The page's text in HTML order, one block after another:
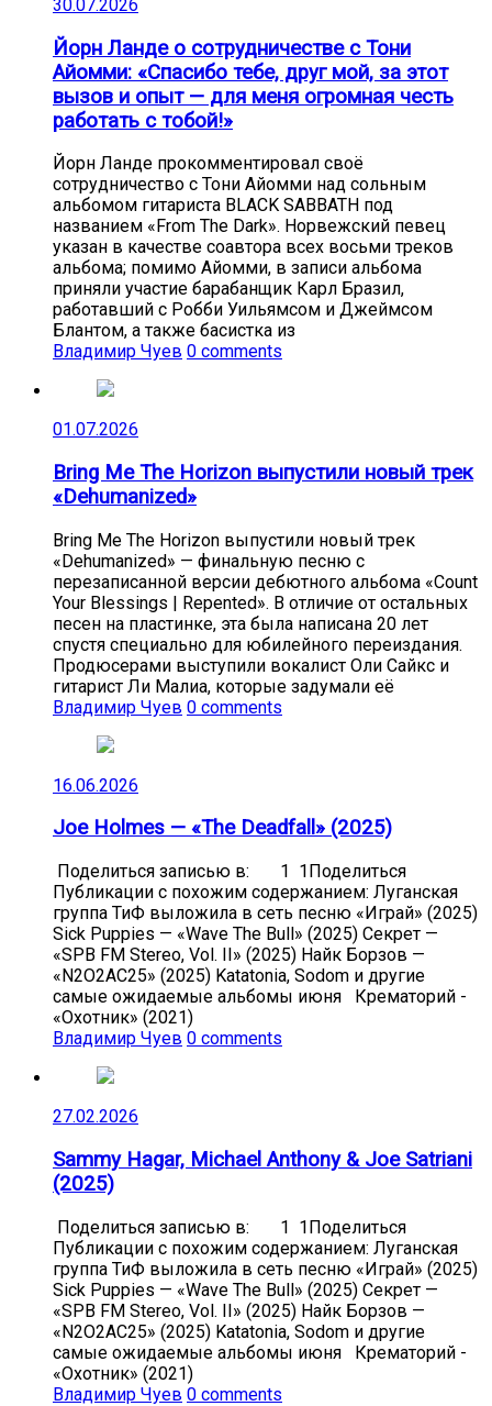
30.07.2026
Йорн Ланде о сотрудничестве с Тони
Айомми: «Спасибо тебе, друг мой, за этот
вызов и опыт — для меня огромная честь
работать с тобой!»
Йорн Ланде прокомментировал своё
сотрудничество с Тони Айомми над сольным
альбомом гитариста BLACK SABBATH под
названием «From The Dark». Норвежский певец
указан в качестве соавтора всех восьми треков
альбома; помимо Айомми, в записи альбома
приняли участие барабанщик Карл Бразил,
работавший с Робби Уильямсом и Джеймсом
Блантом, а также басистка из
Владимир Чуев 0 comments
01.07.2026
Bring Me The Horizon выпустили новый трек
«Dehumanized»
Bring Me The Horizon выпустили новый трек
«Dehumanized» — финальную песню с
перезаписанной версии дебютного альбома «Count
Your Blessings | Repented». В отличие от остальных
песен на пластинке, эта была написана 20 лет
спустя специально для юбилейного переиздания.
Продюсерами выступили вокалист Оли Сайкс и
гитарист Ли Малиа, которые задумали её
Владимир Чуев 0 comments
16.06.2026
Joe Holmes — «The Deadfall» (2025)
Поделиться записью в: 1 1Поделиться
Публикации с похожим содержанием: Луганская
группа ТиФ выложила в сеть песню «Играй» (2025)
Sick Puppies — «Wave The Bull» (2025) Секрет —
«SPB FM Stereo, Vol. II» (2025) Найк Борзов —
«N2O2AC25» (2025) Katatonia, Sodom и другие
самые ожидаемые альбомы июня Крематорий -
«Охотник» (2021)
Владимир Чуев 0 comments
27.02.2026
Sammy Hagar, Michael Anthony & Joe Satriani
(2025)
Поделиться записью в: 1 1Поделиться
Публикации с похожим содержанием: Луганская
группа ТиФ выложила в сеть песню «Играй» (2025)
Sick Puppies — «Wave The Bull» (2025) Секрет —
«SPB FM Stereo, Vol. II» (2025) Найк Борзов —
«N2O2AC25» (2025) Katatonia, Sodom и другие
самые ожидаемые альбомы июня Крематорий -
«Охотник» (2021)
Владимир Чуев 0 comments